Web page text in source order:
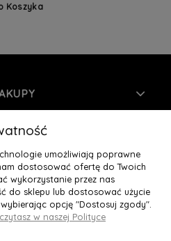
Koszyka
KONTO
NAS
umożliwiają poprawne
dostosować ofertę do Twoich
wykorzystanie przez nas
do sklepu lub dostosować użycie
opcję "Dostosuj zgody".
w naszej Polityce